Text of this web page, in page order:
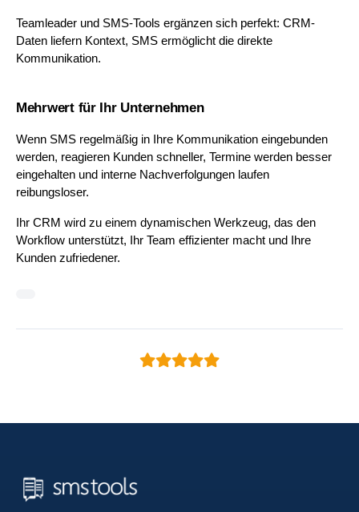
Teamleader und SMS-Tools ergänzen sich perfekt: CRM-
Daten liefern Kontext, SMS ermöglicht die direkte
Kommunikation.
Mehrwert für Ihr Unternehmen
Wenn SMS regelmäßig in Ihre Kommunikation eingebunden
werden, reagieren Kunden schneller, Termine werden besser
eingehalten und interne Nachverfolgungen laufen
reibungsloser.
Ihr CRM wird zu einem dynamischen Werkzeug, das den
Workflow unterstützt, Ihr Team effizienter macht und Ihre
Kunden zufriedener.